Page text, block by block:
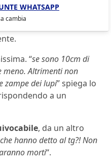
il video:non c’è
“se sono 10cm di
meno. Altrimenti non
zampe dei lupi” spiega lo
a un
, da un altro
hanno detto al tg?! Non
morti“.
WHATSAPP
cambia